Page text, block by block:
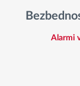
Alarmi